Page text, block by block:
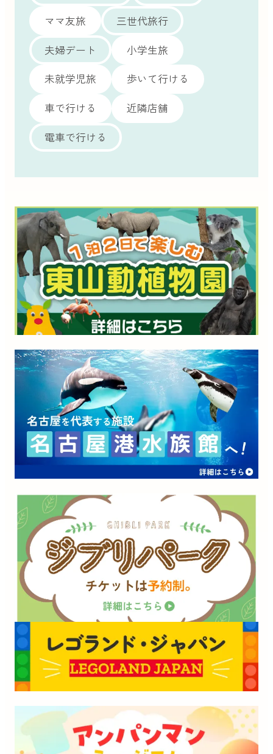
ママ友旅
三世代旅行
夫婦デート
小学生旅
未就学児旅
歩いて行ける
車で行ける
近隣店舗
電車で行ける